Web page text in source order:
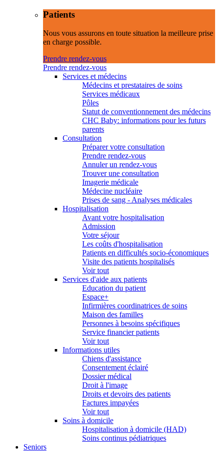
Patients
Nous vous assurons en toute situation la meilleure prise
en charge possible.
Prendre rendez-vous
Prendre rendez-vous
Services et médecins
Médecins et prestataires de soins
Services médicaux
Pôles
Statut de conventionnement des médecins
CHC Baby: informations pour les futurs
parents
Consultation
Préparer votre consultation
Prendre rendez-vous
Annuler un rendez-vous
Trouver une consultation
Imagerie médicale
Médecine nucléaire
Prises de sang - Analyses médicales
Hospitalisation
Avant votre hospitalisation
Admission
Votre séjour
Les coûts d'hospitalisation
Patients en difficultés socio-économiques
Visite des patients hospitalisés
Voir tout
Services d'aide aux patients
Education du patient
Espace+
Infirmières coordinatrices de soins
Maison des familles
Personnes à besoins spécifiques
Service financier patients
Voir tout
Informations utiles
Chiens d'assistance
Consentement éclairé
Dossier médical
Droit à l'image
Droits et devoirs des patients
Factures impayées
Voir tout
Soins à domicile
Hospitalisation à domicile (HAD)
Soins continus pédiatriques
Seniors